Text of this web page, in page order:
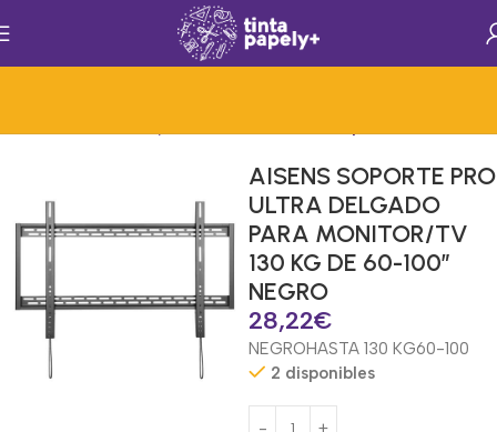
AISENS SOPORTE PRO
ULTRA DELGADO
PARA MONITOR/TV
130 KG DE 60-100″
NEGRO
28,22€
NEGROHASTA 130 KG60-100
2 disponibles